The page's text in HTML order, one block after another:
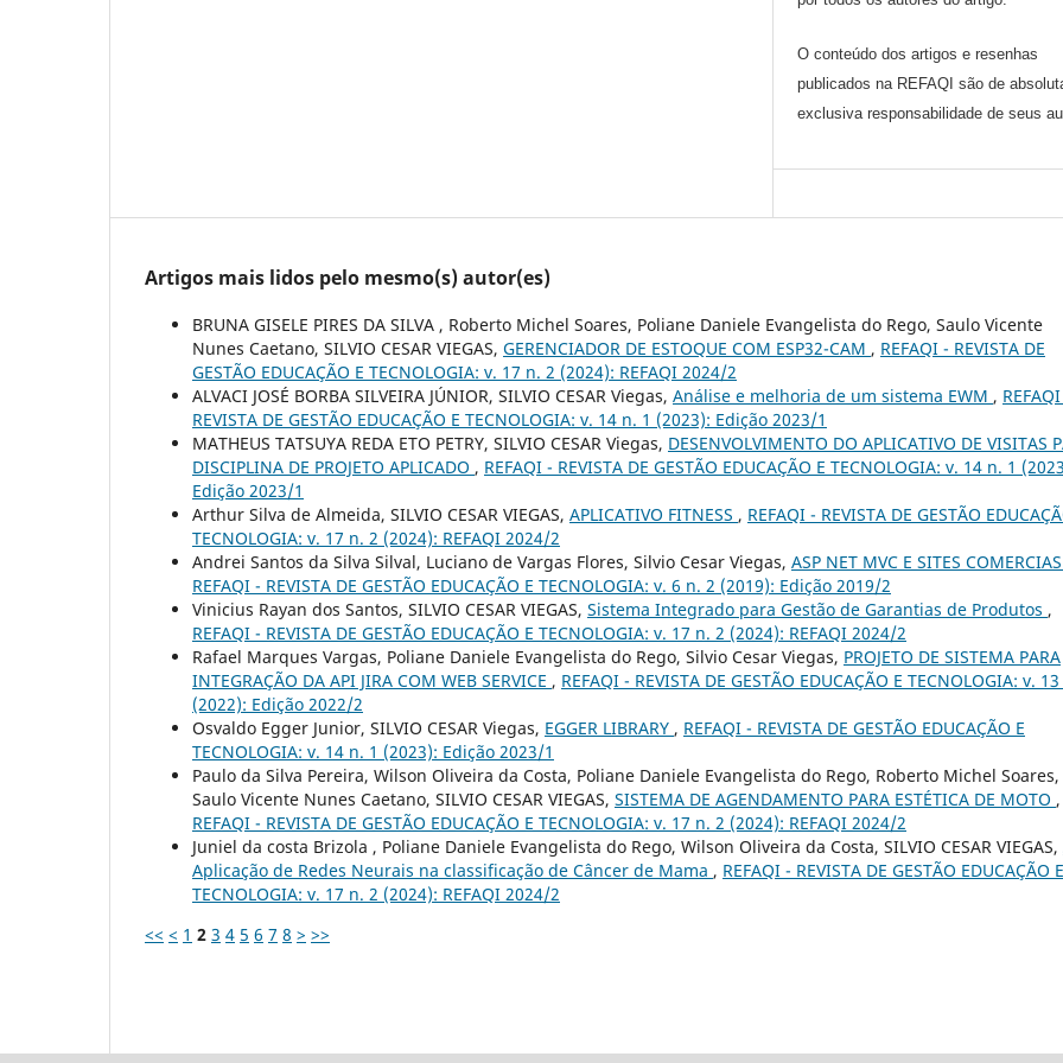
O conteúdo dos artigos e resenhas
publicados na REFAQI são de
exclusiva responsabilidade de seus
Artigos mais lidos pelo mesmo(s) autor(es)
BRUNA GISELE PIRES DA SILVA , Roberto Michel Soares, Poliane Daniele Evangelista do Rego, Saulo Vicente
Nunes Caetano, SILVIO CESAR VIEGAS, GERENCIADOR DE ESTOQUE COM ESP32-CAM , REFAQI - REVISTA DE
GESTÃO EDUCAÇÃO E TECNOLOGIA: v. 17 n. 2 (2024): REFAQI 2024/2
ALVACI JOSÉ BORBA SILVEIRA JÚNIOR, SILVIO CESAR Viegas, Análise e melhoria de um sistema EWM ,
REVISTA DE GESTÃO EDUCAÇÃO E TECNOLOGIA: v. 14 n. 1 (2023): Edição 2023/1
MATHEUS TATSUYA REDA ETO PETRY, SILVIO CESAR Viegas, DESENVOLVIMENTO DO APLICATIVO DE VISITAS
DISCIPLINA DE PROJETO APLICADO , REFAQI - REVISTA DE GESTÃO EDUCAÇÃO E TECNOLOGIA: v. 14 n. 1
Edição 2023/1
Arthur Silva de Almeida, SILVIO CESAR VIEGAS, APLICATIVO FITNESS , REFAQI - REVISTA DE GESTÃO
TECNOLOGIA: v. 17 n. 2 (2024): REFAQI 2024/2
Andrei Santos da Silva Silval, Luciano de Vargas Flores, Silvio Cesar Viegas, ASP NET MVC E SITES COMERCIAS
REFAQI - REVISTA DE GESTÃO EDUCAÇÃO E TECNOLOGIA: v. 6 n. 2 (2019): Edição 2019/2
Vinicius Rayan dos Santos, SILVIO CESAR VIEGAS, Sistema Integrado para Gestão de Garantias de Produtos ,
REFAQI - REVISTA DE GESTÃO EDUCAÇÃO E TECNOLOGIA: v. 17 n. 2 (2024): REFAQI 2024/2
Rafael Marques Vargas, Poliane Daniele Evangelista do Rego, Silvio Cesar Viegas, PROJETO DE SISTEMA PARA
INTEGRAÇÃO DA API JIRA COM WEB SERVICE , REFAQI - REVISTA DE GESTÃO EDUCAÇÃO E TECNOLOGIA: v.
(2022): Edição 2022/2
Osvaldo Egger Junior, SILVIO CESAR Viegas, EGGER LIBRARY , REFAQI - REVISTA DE GESTÃO EDUCAÇÃO E
TECNOLOGIA: v. 14 n. 1 (2023): Edição 2023/1
Paulo da Silva Pereira, Wilson Oliveira da Costa, Poliane Daniele Evangelista do Rego, Roberto Michel Soares,
Saulo Vicente Nunes Caetano, SILVIO CESAR VIEGAS, SISTEMA DE AGENDAMENTO PARA ESTÉTICA DE MOTO ,
REFAQI - REVISTA DE GESTÃO EDUCAÇÃO E TECNOLOGIA: v. 17 n. 2 (2024): REFAQI 2024/2
Juniel da costa Brizola , Poliane Daniele Evangelista do Rego, Wilson Oliveira da Costa, SILVIO CESAR VIEGAS,
Aplicação de Redes Neurais na classificação de Câncer de Mama , REFAQI - REVISTA DE GESTÃO EDUCAÇÃO E
TECNOLOGIA: v. 17 n. 2 (2024): REFAQI 2024/2
<< < 1 2 3 4 5 6 7 8 > >>